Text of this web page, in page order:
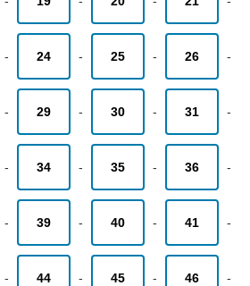
- 24 - 25 - 26 -
- 29 - 30 - 31 -
- 34 - 35 - 36 -
- 39 - 40 - 41 -
- 44 - 45 - 46 -